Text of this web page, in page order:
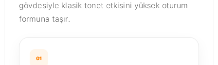
gövdesiyle klasik tonet etkisini yüksek oturum
formuna taşır.
01